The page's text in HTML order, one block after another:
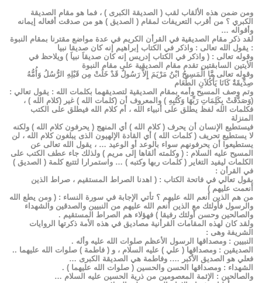
ومن ضمن هذه الألقاب لقب ( الصديقة الكبرى ) ، فما هو مقام الصديقة
الكبري ؟ من أقرب التعريفات لمقام ( الصديق ) هو من صدقت أفعاله إيمانه
وأقواله …
لقد ذكر مقام الصديقية في القرأن الكريم في عدة مواضع مقترنا بمقام النبوة
: يقول الله تعالى : واذكر في الكتاب إبراهيم إنه كان صديقا نبيا
وقوله تعالى : ( واذكر في الكتاب إدريس إنه كان صديقاَ نبياَ ) ويلاحظ في
الأيتين السابقتين تقدم مقام الصديقية على مقام النبوة
وقوله تعالى مَّا الْمَسِيحُ ابْنُ مَرْيَمَ إِلاَّ رَسُولٌ قَدْ خَلَتْ مِن قَبْلِهِ الرُّسُلُ وَأُمُّهُ
صِدِّيقَةٌ كَانَا يَأْكُلاَنِ الطَّعَام
وتم وصف المسيح وأمه بمقام الصديقية لتصديقهما بكلمات الله : يقول تعالي :
(وَصَدَّقَتْ بِكَلِمَاتِ رَبِّهَا وَكُتُبِهِ ) والمعروف أن (كلمات الله ) غير (كلام الله ) ،
فكلمات الله لفظ يطلق على أنبياء الله ، أم كلام الله فيطلق على الكتب
المنزلة
فيستطيع الإنسان أن يحرف ( كلام الله ) أي المنهج ( يحرفون كلام الله ) ولكنه
لا يستطيع تحريف ( كلمات الله ) أي القادة الإلهيون الذى يبلغون كلام الله ، لن
يستطيعوا أن يحرفونهم سواء بالوعد أو الوعيد … ، يقول الله تعالى عن
المسيح عليه السلام : ( وكلمته ألقاها إلى مريم ) ولذلك جاء عطف الكتب على
الكلمات ليفيد التغاير ( كلمات ربها وكتبه ) … واستمرارا لتتبع كلمة ( الصديق )
في القرأن :
يقول تعالي في فاتحة الكتاب : ( اهدنا الصراط المستقيم ، صراط الذين
أنعمت عليهم )
من هم الذين أنعم الله عليهم ؟ تأتي الإجابة في سورة النساء : ( ومن يطع الله
والرسول فأولئك مع الذين أنعم الله عليهم من النبيين والصدقين والشهداء
والصالحين وحسن أولئك رفيقا ) فهؤلاء هم الصراط المستقيم .
ولقد كان لهذه المقامات القرأنية مصاديق في هذه الأمة ذكرتها الروايات
الشريفة وهى :
النبيين : ومصداقها الرسول الأعظم صلوات الله عليه وأله .
الصديقين : ومصداقها ( علي ) عليه السلام ، و ( فاطمة ) صلوات الله عليهما ..
فعلي هو الصديق الأكبر …. وفاطمة هي الصديقة الكبرى …
الشهداء : ومصداقها الحسن والحسين ( صلوات الله عليهما ) .
والصالحين : الإئمة المعصومين من ذرية الحسين عليه السلام …